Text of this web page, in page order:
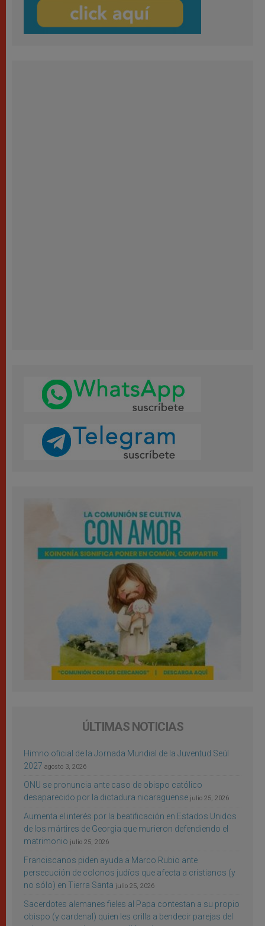
ÚLTIMAS NOTICIAS
Himno oficial de la Jornada Mundial de la Juventud Seúl
2027 agosto 3, 2026
ONU se pronuncia ante caso de obispo católico
desaparecido por la dictadura nicaragüense julio 25, 2026
Aumenta el interés por la beatificación en Estados Unidos
de los mártires de Georgia que murieron defendiendo el
matrimonio julio 25, 2026
Franciscanos piden ayuda a Marco Rubio ante
persecución de colonos judíos que afecta a cristianos (y
no sólo) en Tierra Santa julio 25, 2026
Sacerdotes alemanes fieles al Papa contestan a su propio
obispo (y cardenal) quien les orilla a bendecir parejas del